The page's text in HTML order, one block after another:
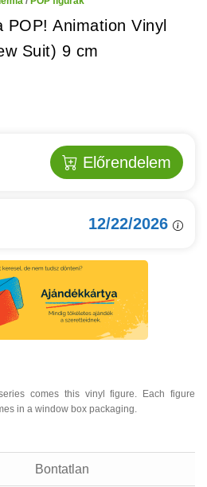
POP! Animation Vinyl
Suit) 9 cm
Előrendelem
12/22/2026
comes this vinyl figure. Each figure
in a window box packaging.
Bontatlan